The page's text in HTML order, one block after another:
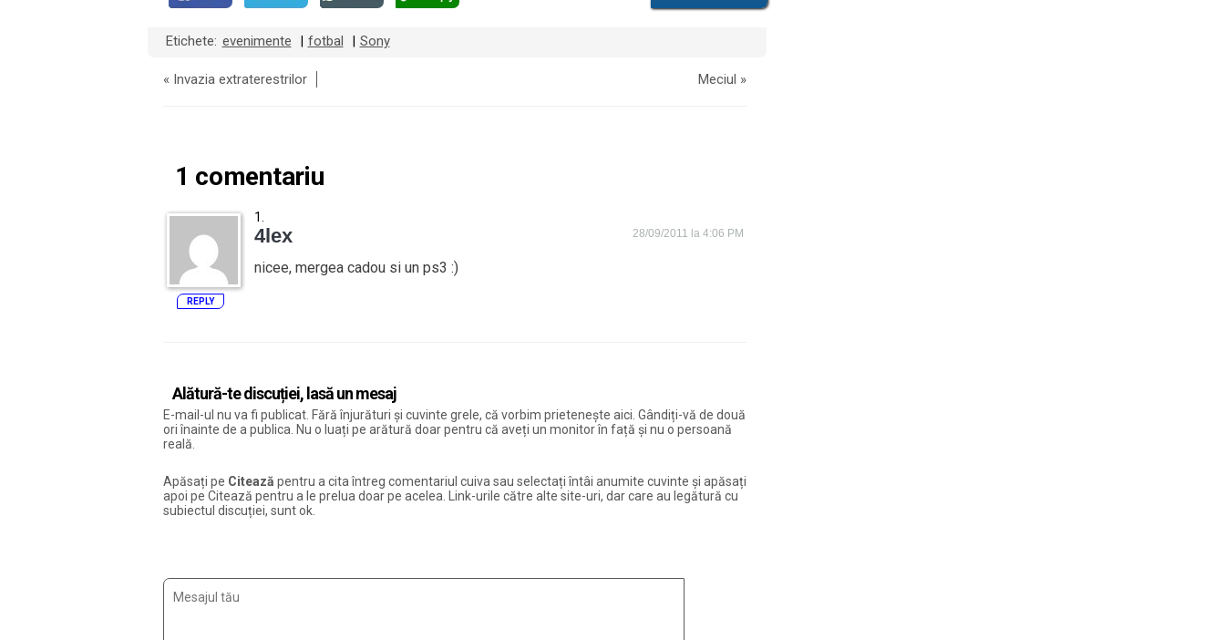
Etichete: evenimente fotbal Sony
« Invazia extraterestrilor Meciul »
1 comentariu
4lex 28/09/2011 la 4:06 PM
nicee, mergea cadou si un ps3 :)
REPLY
Alătură-te discuției, lasă un mesaj
E-mail-ul nu va fi publicat. Fără înjurături și cuvinte grele, că vorbim prietenește aici. Gândiți-vă de două
ori înainte de a publica. Nu o luați pe arătură doar pentru că aveți un monitor în față și nu o persoană
reală.
Apăsați pe Citează pentru a cita întreg comentariul cuiva sau selectați întâi anumite cuvinte și apăsați
apoi pe Citează pentru a le prelua doar pe acelea. Link-urile către alte site-uri, dar care au legătură cu
subiectul discuției, sunt ok.